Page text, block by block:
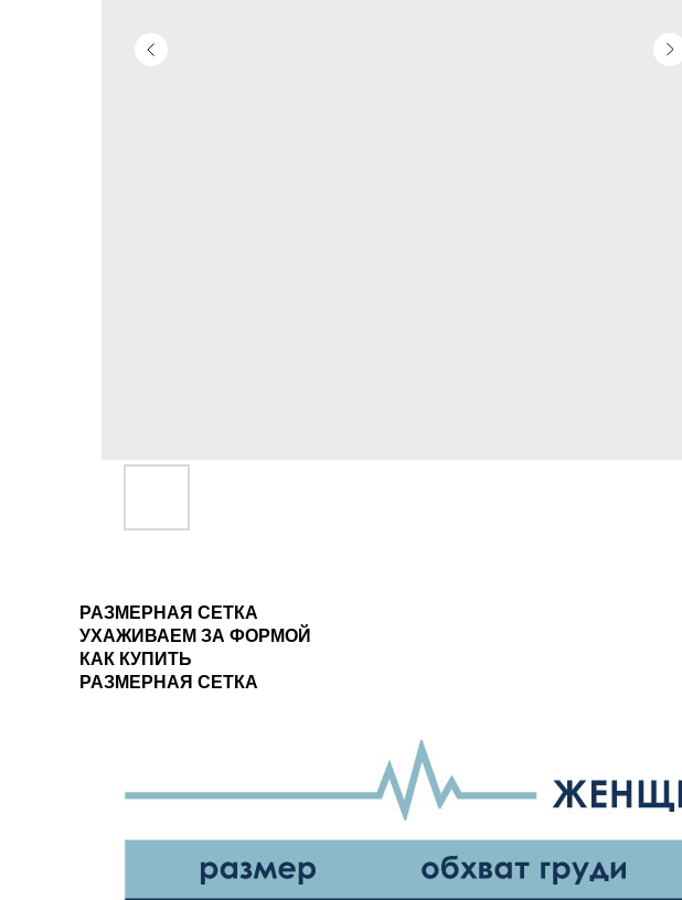
РАЗМЕРНАЯ СЕТКА
УХАЖИВАЕМ ЗА ФОРМОЙ
КАК КУПИТЬ
РАЗМЕРНАЯ СЕТКА